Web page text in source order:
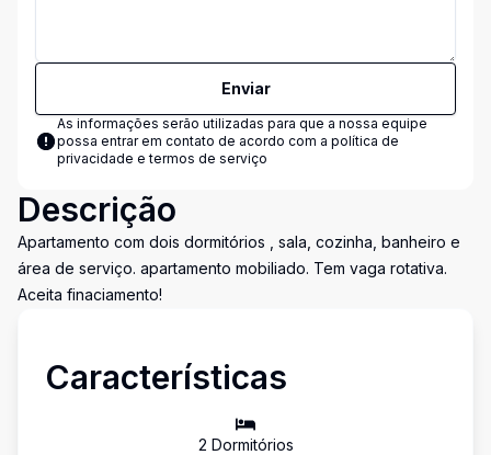
Enviar
As informações serão utilizadas para que a nossa equipe
possa entrar em contato de acordo com a política de
privacidade e termos de serviço
Descrição
Apartamento com dois dormitórios , sala, cozinha, banheiro e
área de serviço. apartamento mobiliado. Tem vaga rotativa.
Aceita finaciamento!
Características
2 Dormitórios